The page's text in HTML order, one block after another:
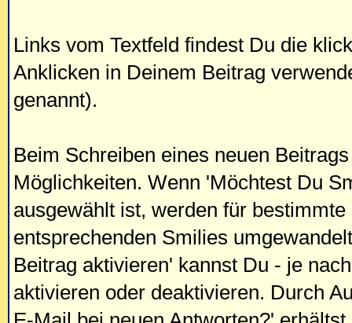
Links vom Textfeld findest Du die
Anklicken in Deinem Beitrag
genannt).
Beim Schreiben eines neuen
Möglichkeiten. Wenn 'Möchtest Du
ausgewählt ist, werden für
entsprechenden Smilies
Beitrag aktivieren' kannst Du - je
aktivieren oder deaktivieren. Durch